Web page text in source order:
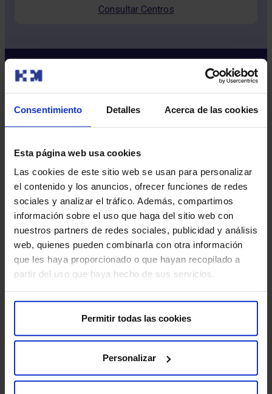
Consentimiento Detalles Acerca de las cookies
Esta página web usa cookies
Las cookies de este sitio web se usan para personalizar
el contenido y los anuncios, ofrecer funciones de redes
sociales y analizar el tráfico. Además, compartimos
información sobre el uso que haga del sitio web con
nuestros partners de redes sociales, publicidad y análisis
web, quienes pueden combinarla con otra información
que les haya proporcionado o que hayan recopilado a
partir del uso que haya hecho de sus servicios.
Permitir todas las cookies
Personalizar
Consultar Centros
Más HM Hospitales
Fundación HM​
Instituto HM Hospitales​
Intranet HM Hospitales​